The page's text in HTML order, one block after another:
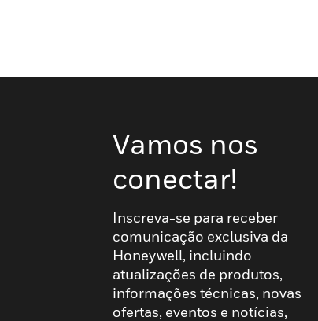
Vamos nos
conectar!
Inscreva-se para receber
comunicação exclusiva da
Honeywell, incluindo
atualizações de produtos,
informações técnicas, novas
ofertas, eventos e notícias,